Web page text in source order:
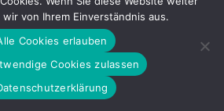
All-in-one-Lösung
alle zur Datenerfassung
von Ihrem Einverständnis aus.
Cookies erlauben
Cookies zulassen